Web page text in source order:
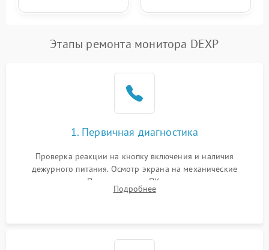
Этапы ремонта монитора DEXP
1. Первичная диагностика
Проверка реакции на кнопку включения и наличия
дежурного питания. Осмотр экрана на механические
повреждения. Подключение к ПК для оценки вывода
изображения, работы подсветки и выявления артефактов на
Подробнее